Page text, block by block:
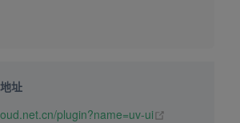
址
plugin?name=uv-ui